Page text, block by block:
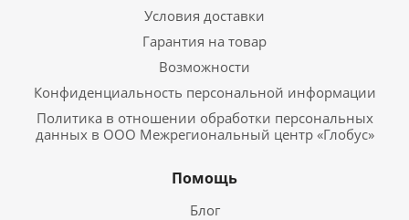
Условия доставки
Гарантия на товар
Возможности
Конфиденциальность персональной информации
Политика в отношении обработки персональных
данных в ООО Межрегиональный центр «Глобус»
Помощь
Блог